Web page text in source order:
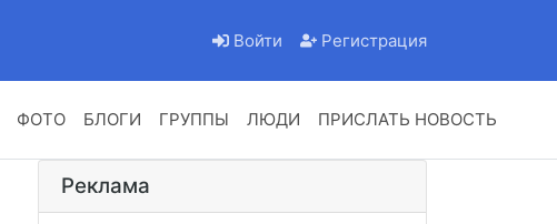
Войти Регистрация
ФОТО БЛОГИ ГРУППЫ ЛЮДИ ПРИСЛАТЬ НОВОСТЬ
Реклама